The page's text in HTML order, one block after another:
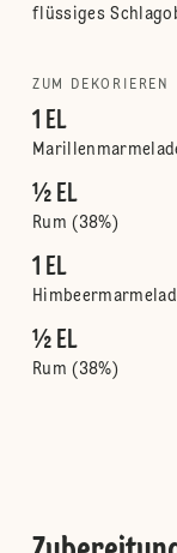
flüssiges
ZUM DEKORIEREN
1 EL
½ EL
Rum (38%)
1 EL
½ EL
Rum (38%)